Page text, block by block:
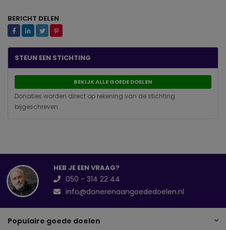
BERICHT DELEN
STEUN EEN STICHTING
BEKIJK ALLE GOEDE DOELEN
Donaties worden direct op rekening van de stichting
bijgeschreven
HEB JE EEN VRAAG?
050 - 314 22 44
info@donerenaangoededoelen.nl
Populaire goede doelen